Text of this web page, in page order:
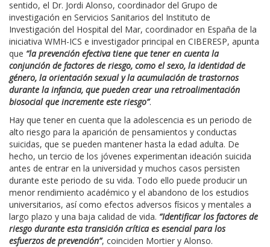
sentido, el Dr. Jordi Alonso, coordinador del Grupo de
investigación en Servicios Sanitarios del Instituto de
Investigación del Hospital del Mar, coordinador en España de la
iniciativa WMH-ICS e investigador principal en CIBERESP, apunta
que “la prevención efectiva tiene que tener en cuenta la
conjunción de factores de riesgo, como el sexo, la identidad de
género, la orientación sexual y la acumulación de trastornos
durante la infancia, que pueden crear una retroalimentación
biosocial que incremente este riesgo”.
Hay que tener en cuenta que la adolescencia es un periodo de
alto riesgo para la aparición de pensamientos y conductas
suicidas, que se pueden mantener hasta la edad adulta. De
hecho, un tercio de los jóvenes experimentan ideación suicida
antes de entrar en la universidad y muchos casos persisten
durante este periodo de su vida. Todo ello puede producir un
menor rendimiento académico y el abandono de los estudios
universitarios, así como efectos adversos físicos y mentales a
largo plazo y una baja calidad de vida. “Identificar los factores de
riesgo durante esta transición crítica es esencial para los
esfuerzos de prevención”, coinciden Mortier y Alonso.